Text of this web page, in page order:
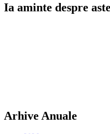
Ia aminte despre
Arhive Anuale